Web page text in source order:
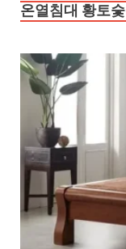
온열침대 황토